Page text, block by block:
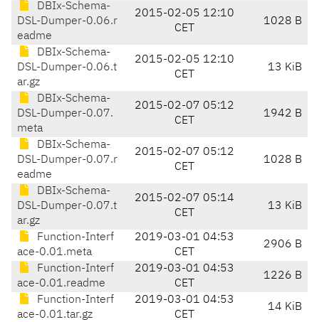
DBIx-Schema-
DSL-Dumper-0.06.r
eadme
2015-02-05 12:10
CET
1028 B
DBIx-Schema-
DSL-Dumper-0.06.t
ar.gz
2015-02-05 12:10
CET
13 KiB
DBIx-Schema-
DSL-Dumper-0.07.
meta
2015-02-07 05:12
CET
1942 B
DBIx-Schema-
DSL-Dumper-0.07.r
eadme
2015-02-07 05:12
CET
1028 B
DBIx-Schema-
DSL-Dumper-0.07.t
ar.gz
2015-02-07 05:14
CET
13 KiB
Function-Interf
ace-0.01.meta
2019-03-01 04:53
CET
2906 B
Function-Interf
ace-0.01.readme
2019-03-01 04:53
CET
1226 B
Function-Interf
ace-0.01.tar.gz
2019-03-01 04:53
CET
14 KiB